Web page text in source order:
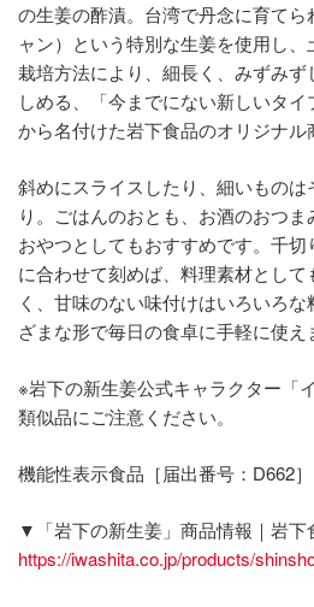
の生姜の酢漬。台湾で丹念に育て
ャン）という特別な生姜を使用し
栽培方法により、細長く、みずみ
しめる、「今までにない新しいタ
から名付けた岩下食品のオリジナル
斜めにスライスしたり、細いものは
り。ごはんのおとも、お酒のおつ
おやつとしてもおすすめです。千
に合わせて刻めば、料理素材とし
く、甘味のない味付けはいろいろ
ざまな形で毎日の食卓に手軽に使え
※岩下の新生姜公式キャラクター「
類似品にご注意ください。
機能性表示食品［届出番号：D662］
▼「岩下の新生姜」商品情報｜岩下
https://iwashita.co.jp/products/